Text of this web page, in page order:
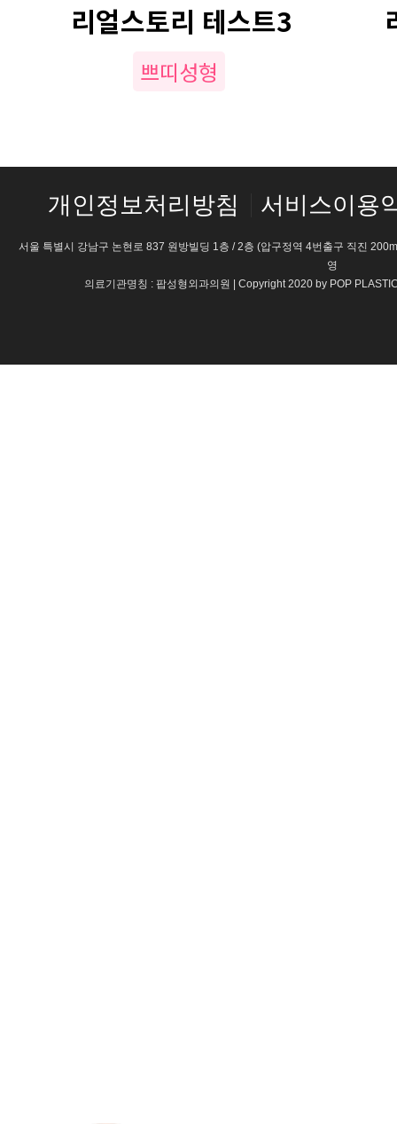
리얼스토리 테스트3
쁘띠성형
개인정보처리방침 서비스이용
서울 특별시 강남구 논현로 837 원방빌딩 1층 / 2층 (압구정역 4번출구 직진
영
의료기관명칭 : 팝성형외과의원 | Copyright 2020 by POP